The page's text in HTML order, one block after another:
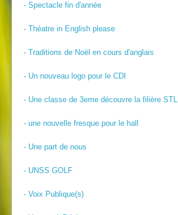
- Spectacle fin d'année
- Théatre in English please
- Traditions de Noël en cours d'anglais
- Un nouveau logo pour le CDI
- Une classe de 3eme découvre la filière STL
- une nouvelle fresque pour le hall
- Une part de nous
- UNSS GOLF
- Voix Publique(s)